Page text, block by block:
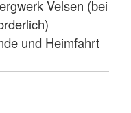
Velsen (bei
und Heimfahrt